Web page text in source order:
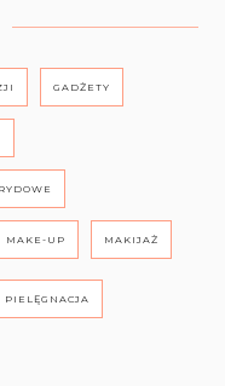
GADŻETY
MAKE-UP MAKIJAŻ
PIELĘGNACJA